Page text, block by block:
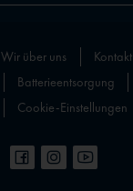
Wir über uns Kontakt
Batterieentsorgung
Cookie-Einstellungen